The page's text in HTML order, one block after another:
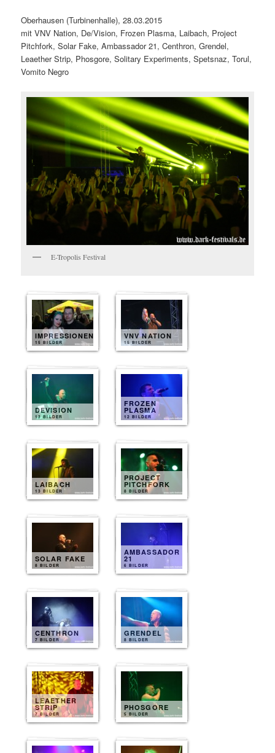
Oberhausen (Turbinenhalle), 28.03.2015
mit VNV Nation, De/Vision, Frozen Plasma, Laibach, Project
Pitchfork, Solar Fake, Ambassador 21, Centhron, Grendel,
Leaether Strip, Phosgore, Solitary Experiments, Spetsnaz, Torul,
Vomito Negro
E-Tropolis Festival
IMPRESSIONEN
15 BILDER
VNV NATION
15 BILDER
DEVISION
13 BILDER
FROZEN
PLASMA
12 BILDER
LAIBACH
13 BILDER
PROJECT
PITCHFORK
8 BILDER
SOLAR FAKE
8 BILDER
AMBASSADOR
21
6 BILDER
CENTHRON
7 BILDER
GRENDEL
8 BILDER
LEAETHER
STRIP
7 BILDER
PHOSGORE
5 BILDER